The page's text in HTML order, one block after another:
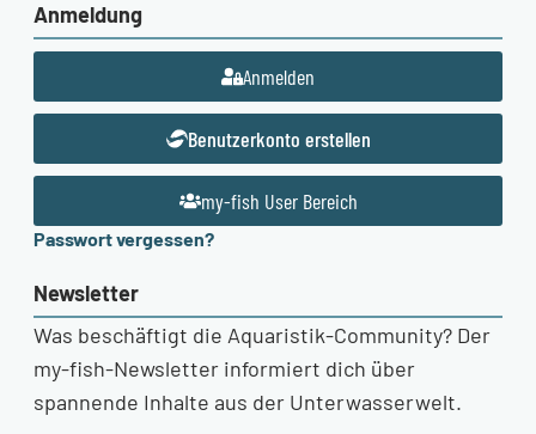
Anmeldung
Anmelden
Benutzerkonto erstellen
my-fish User Bereich
Passwort vergessen?
Newsletter
Was beschäftigt die Aquaristik-Community? Der
my-fish-Newsletter informiert dich über
spannende Inhalte aus der Unterwasserwelt.